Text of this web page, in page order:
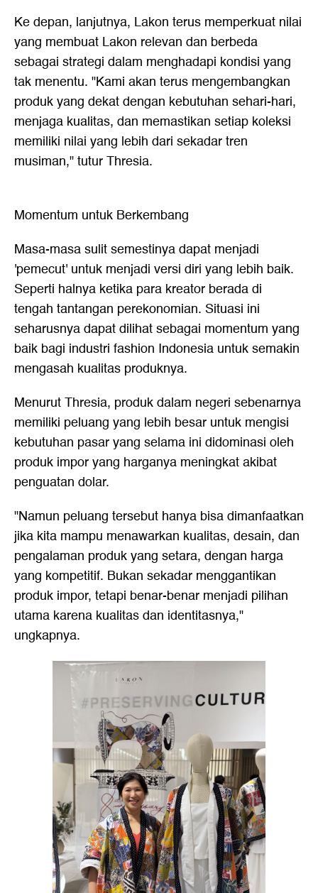
Ke depan, lanjutnya, Lakon terus memperkuat nilai
yang membuat Lakon relevan dan berbeda
sebagai strategi dalam menghadapi kondisi yang
tak menentu. "Kami akan terus mengembangkan
produk yang dekat dengan kebutuhan sehari-hari,
menjaga kualitas, dan memastikan setiap koleksi
memiliki nilai yang lebih dari sekadar tren
musiman," tutur Thresia.
Momentum untuk Berkembang
Masa-masa sulit semestinya dapat menjadi
'pemecut' untuk menjadi versi diri yang lebih baik.
Seperti halnya ketika para kreator berada di
tengah tantangan perekonomian. Situasi ini
seharusnya dapat dilihat sebagai momentum yang
baik bagi industri fashion Indonesia untuk semakin
mengasah kualitas produknya.
Menurut Thresia, produk dalam negeri sebenarnya
memiliki peluang yang lebih besar untuk mengisi
kebutuhan pasar yang selama ini didominasi oleh
produk impor yang harganya meningkat akibat
penguatan dolar.
"Namun peluang tersebut hanya bisa dimanfaatkan
jika kita mampu menawarkan kualitas, desain, dan
pengalaman produk yang setara, dengan harga
yang kompetitif. Bukan sekadar menggantikan
produk impor, tetapi benar-benar menjadi pilihan
utama karena kualitas dan identitasnya,"
ungkapnya.